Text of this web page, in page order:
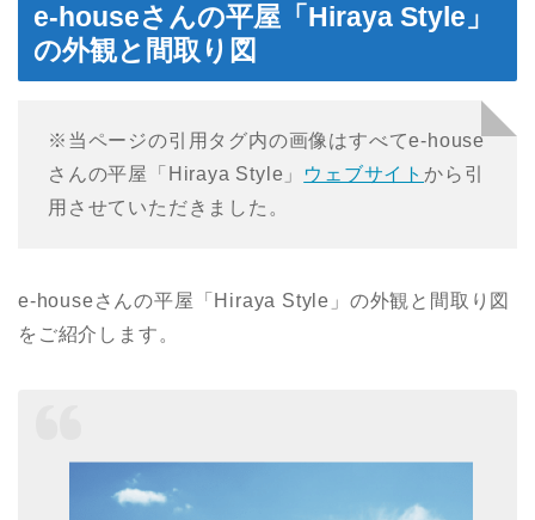
e-houseさんの平屋「Hiraya Style」
の外観と間取り図
※当ページの引用タグ内の画像はすべてe-house
さんの平屋「Hiraya Style」
ウェブサイトから引
用させていただきました。
e-houseさんの平屋「Hiraya Style」の外観と間取り図
をご紹介します。